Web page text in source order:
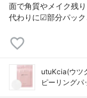
面で角質やメイク残
代わりに☑部分パッ
utuKcia(ウツ
ピーリングパ